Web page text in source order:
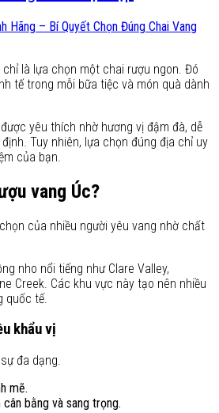
chỉ là lựa chọn một chai rượu ngon. Đó
tế trong mỗi bữa tiệc và món quà dành
yêu thích nhờ hương vị đậm đà, dễ
Tuy nhiên, lựa chọn đúng địa chỉ uy
của bạn.
vang Úc?
của nhiều người yêu vang nhờ chất
nho nổi tiếng như Clare Valley,
Creek. Các khu vực này tạo nên nhiều
quốc tế.
khẩu vị
đa dạng.
mẽ.
bằng và sang trọng.